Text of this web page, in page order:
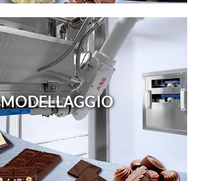
MODELLAGGIO